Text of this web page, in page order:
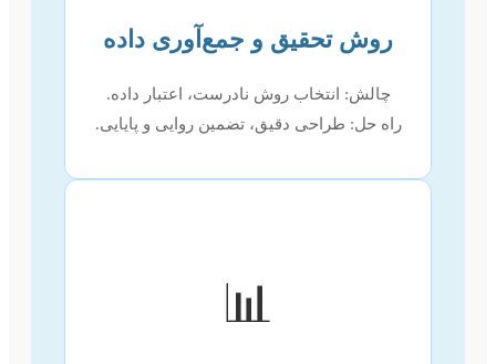
روش تحقیق و جمع‌آوری داده
چالش: انتخاب روش نادرست، اعتبار داده.
راه حل: طراحی دقیق، تضمین روایی و پایایی.
📊